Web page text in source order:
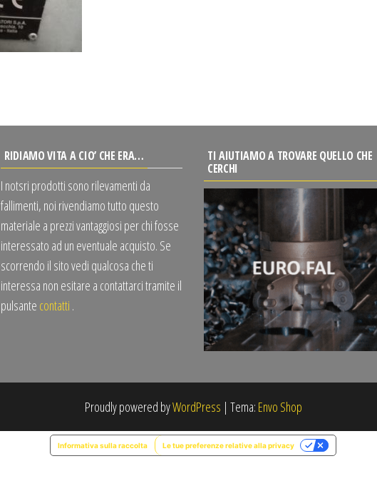
RIDIAMO VITA A CIO’ CHE ERA…
I notsri prodotti sono rilevamenti da
fallimenti, noi rivendiamo tutto questo
materiale a prezzi vantaggiosi per chi fosse
interessato ad un eventuale acquisto. Se
scorrendo il sito vedi qualcosa che ti
interessa non esitare a contattarci tramite il
pulsante contatti .
TI AIUTIAMO A TROVARE QUELLO CHE
CERCHI
Proudly powered byWordPress | Tema: Envo Shop
Informativa sulla raccolta Le tue preferenze relative alla privacy